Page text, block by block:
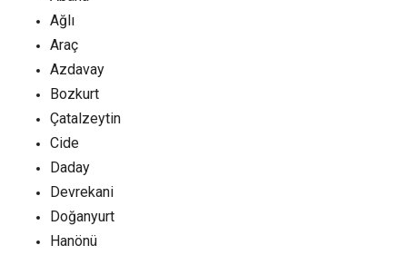
Ağlı
Araç
Azdavay
Bozkurt
Çatalzeytin
Cide
Daday
Devrekani
Doğanyurt
Hanönü